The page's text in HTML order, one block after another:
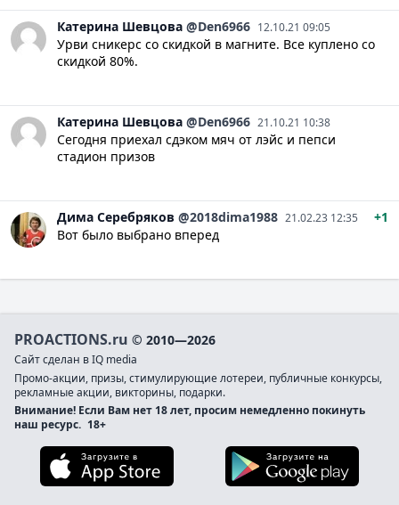
Катерина Шевцова @Den6966 12.10.21 09:05
Урви сникерс со скидкой в магните. Все куплено со
скидкой 80%.
Катерина Шевцова @Den6966 21.10.21 10:38
Сегодня приехал сдэком мяч от лэйс и пепси
стадион призов
Дима Серебряков @2018dima1988 21.02.23 12:35
+1
Вот было выбрано вперед
PROACTIONS.ru © 2010—2026
Сайт сделан в IQ media
Промо-акции, призы, стимулирующие лотереи, публичные конкурсы,
рекламные акции, викторины, подарки.
Внимание! Если Вам нет 18 лет, просим немедленно покинуть
наш ресурс. 18+
Загрузите в App Store